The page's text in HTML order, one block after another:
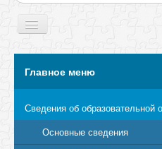
Toggle
Главное меню
Сведения об образовательной
Основные сведения